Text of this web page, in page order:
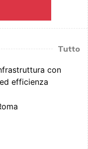
Tutto
con
efficienza